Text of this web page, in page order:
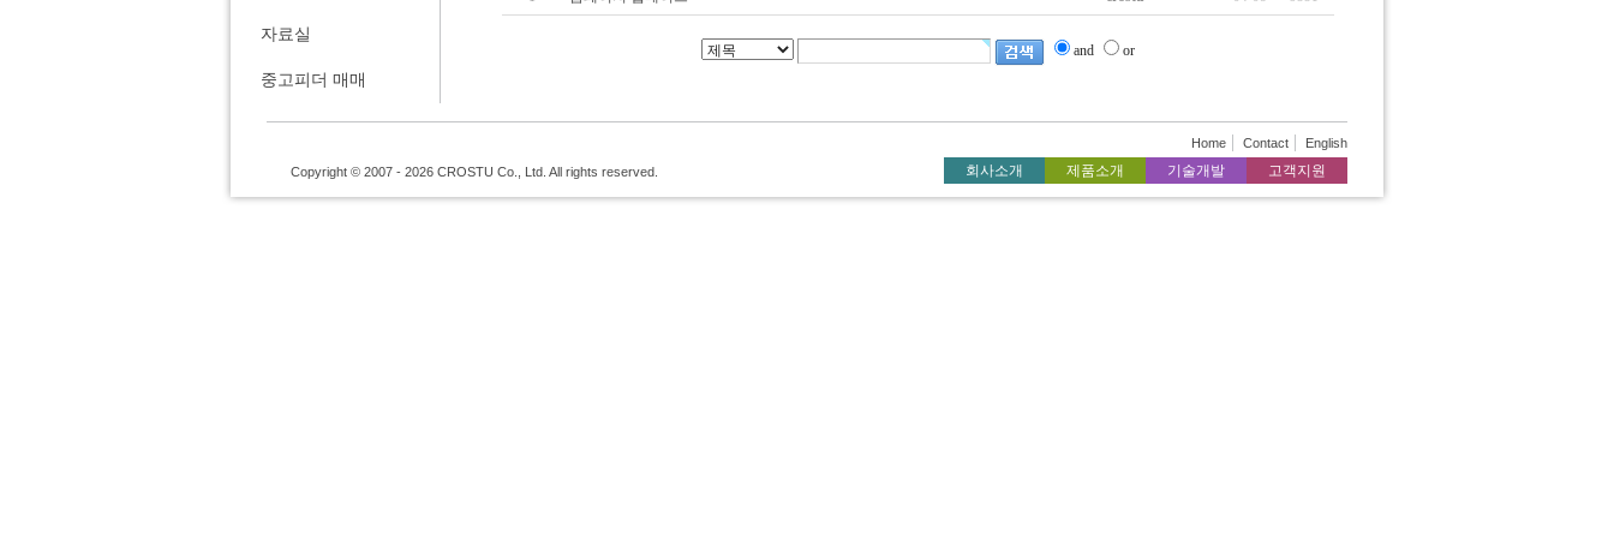
자료실
중고피더 매매
and or
Home Contact English
회사소개 제품소개 기술개발 고객지원
Copyright © 2007 - 2026 CROSTU Co., Ltd. All rights reserved.